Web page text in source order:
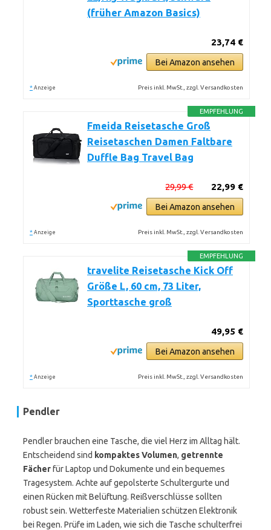
(früher Amazon Basics)
23,74 €
Bei Amazon ansehen
* Anzeige Preis inkl. MwSt., zzgl. Versandkosten
EMPFEHLUNG
Fmeida Reisetasche Groß
Reisetaschen Damen Faltbare
Duffle Bag Travel Bag
22,99 €
29,99 €
Bei Amazon ansehen
* Anzeige Preis inkl. MwSt., zzgl. Versandkosten
EMPFEHLUNG
travelite Reisetasche Kick Off
Größe L, 60 cm, 73 Liter,
Sporttasche groß
49,95 €
Bei Amazon ansehen
* Anzeige Preis inkl. MwSt., zzgl. Versandkosten
Pendler
Pendler brauchen eine Tasche, die viel Herz im Alltag hält.
Entscheidend sind kompaktes Volumen, getrennte
Fächerfür Laptop und Dokumente und ein bequemes
Tragesystem. Achte auf gepolsterte Schultergurte und
einen Rücken mit Belüftung. Reißverschlüsse sollten
robust sein. Wetterfeste Materialien schützen Elektronik
bei Regen. Prüfe im Laden, wie sich die Tasche schulterfrei